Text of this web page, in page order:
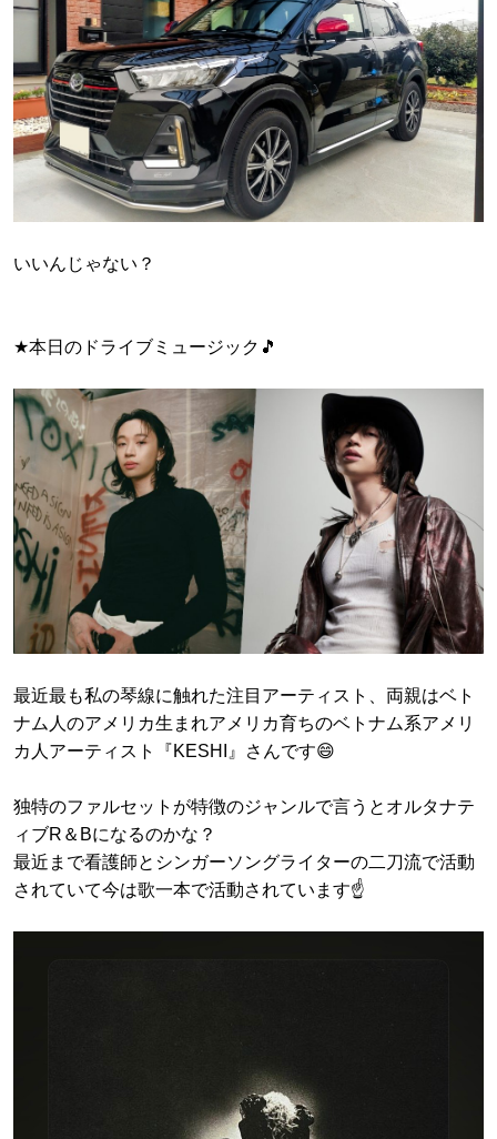
いいんじゃない？
★本日のドライブミュージック🎵
最近最も私の琴線に触れた注目アーティスト、両親はベト
ナム人のアメリカ生まれアメリカ育ちのベトナム系アメリ
カ人アーティスト『KESHI』さんです😄
独特のファルセットが特徴のジャンルで言うとオルタナテ
ィブR＆Bになるのかな？
最近まで看護師とシンガーソングライターの二刀流で活動
されていて今は歌一本で活動されています☝️